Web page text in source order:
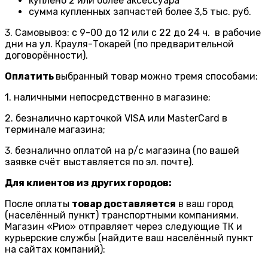
сумма купленных запчастей более 3,5 тыс. руб.
3. Самовывоз: с 9-00 до 12 или с 22 до 24 ч. в рабочие
дни на ул. Крауля-Токарей (по предварительной
договорённости).
Оплатить выбранный товар можно тремя способами:
1. наличными непосредственно в магазине;
2. безналично карточкой VISA или MasterCard в
терминале магазина;
3. безналично оплатой на р/с магазина (по вашей
заявке счёт выставляется по эл. почте).
Для клиентов из других городов:
После оплаты товар доставляется в ваш город
(населённый пункт) транспортными компаниями.
Магазин «Рио» отправляет через следующие ТК и
курьерские службы (найдите ваш населённый пункт
на сайтах компаний):